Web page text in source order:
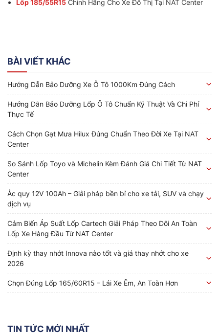
Lốp 185/55R15 Chính Hãng Cho Xe Đô Thị Tại NAT Center
BÀI VIẾT KHÁC
Hướng Dẫn Bảo Dưỡng Xe Ô Tô 1000Km Đúng Cách
Hướng Dẫn Bảo Dưỡng Lốp Ô Tô Chuẩn Kỹ Thuật Và Chi Phí
Thực Tế
Cách Chọn Gạt Mưa Hilux Đúng Chuẩn Theo Đời Xe Tại NAT
Center
So Sánh Lốp Toyo và Michelin Kèm Đánh Giá Chi Tiết Từ NAT
Center
Ắc quy 12V 100Ah – Giải pháp bền bỉ cho xe tải, SUV và chạy
dịch vụ
Cảm Biến Áp Suất Lốp Cartech Giải Pháp Theo Dõi An Toàn
Lốp Xe Hàng Đầu Từ NAT Center
Định kỳ thay nhớt Innova nào tốt và giá thay nhớt cho xe
2026
Chọn Đúng Lốp 165/60R15 – Lái Xe Êm, An Toàn Hơn
TIN TỨC MỚI NHẤT